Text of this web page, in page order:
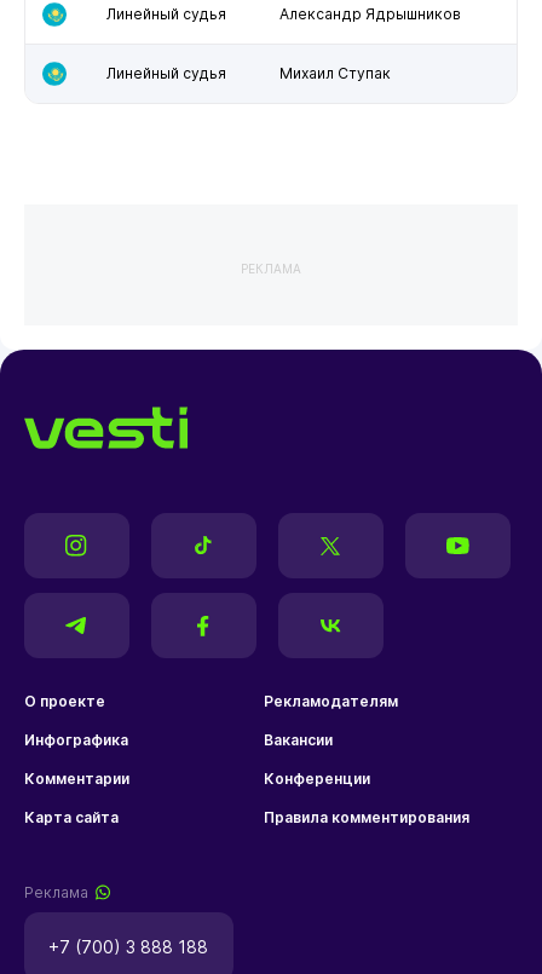
Линейный судья Александр Ядрышников
Линейный судья Михаил Ступак
РЕКЛАМА
О проекте Рекламодателям
Инфографика Вакансии
Комментарии Конференции
Карта сайта Правила комментирования
Реклама
+7 (700) 3 888 188